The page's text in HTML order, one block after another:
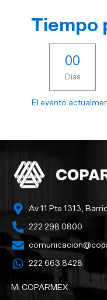
Tiempo
00
Días
El evento
Av 11 Pte 1313,
222 298 0800
222 663 8428‬
Mi COPARMEX